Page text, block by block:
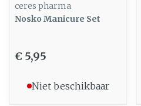
ceres pharma
Nosko Manicure Set
€ 5,95
Niet beschikbaar